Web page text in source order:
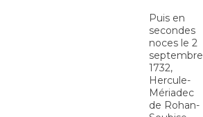
Puis en
secondes
noces le 2
septembre
1732,
Hercule-
Mériadec
de Rohan-